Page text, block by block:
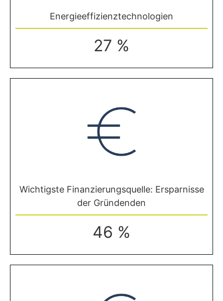
Energieeffizienztechnologien
27 %
Wichtigste Finanzierungsquelle: Ersparnisse
der Gründenden
46 %